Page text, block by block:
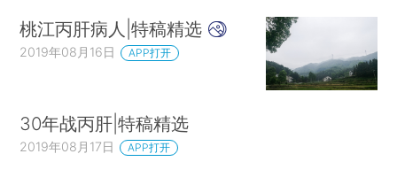
桃江丙肝病人|特稿精选
2019年08月16日 APP打开
30年战丙肝|特稿精选
2019年08月17日 APP打开